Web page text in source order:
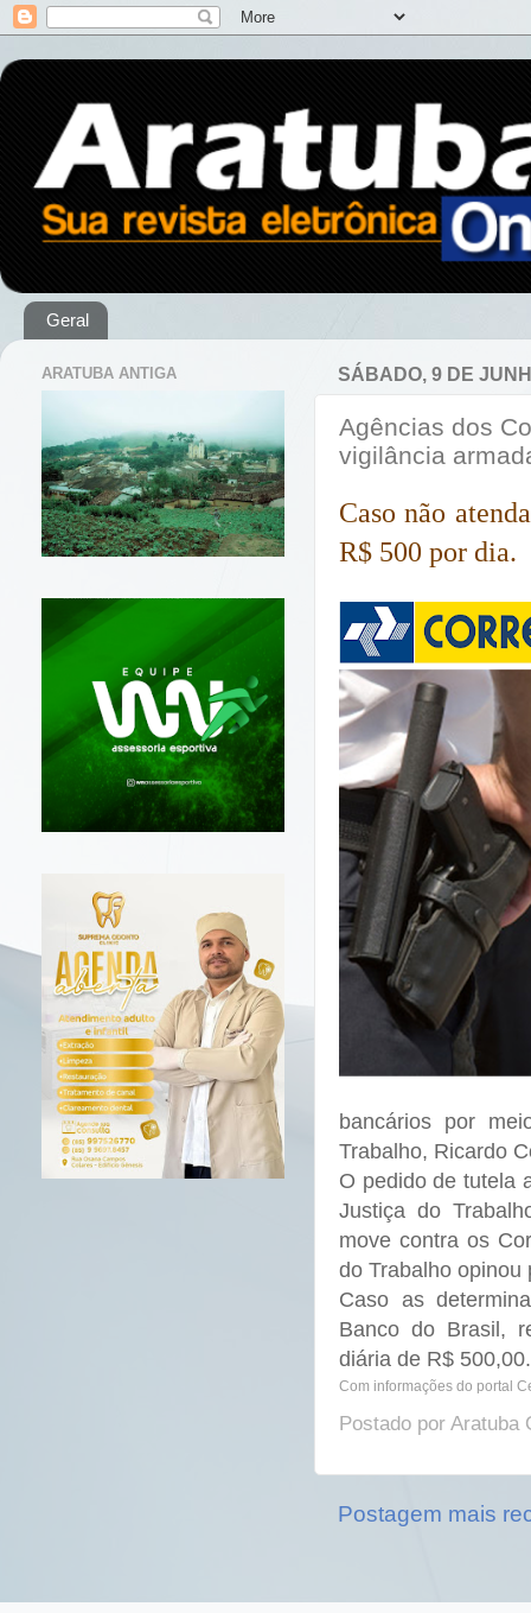
Geral
SÁBADO, 9 DE
Agências dos
vigilância
Caso não
R$ 500 por dia.
bancários por
Trabalho, Ricardo
O pedido de tutela
Justiça do
move contra os
do Trabalho opinou
Caso as
Banco do Brasil,
diária de R$
Com informações do portal
Postado por Aratuba
Postagem mais
ARATUBA ANTIGA